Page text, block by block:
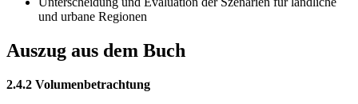
und urbane Regionen
Auszug aus dem Buch
2.4.2 Volumenbetrachtung